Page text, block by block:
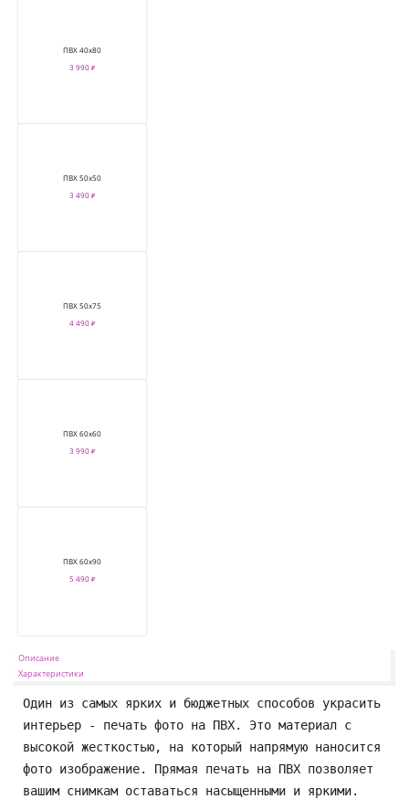
ПВХ 40х80
3 990 ₽
ПВХ 50х50
3 490 ₽
ПВХ 50х75
4 490 ₽
ПВХ 60х60
3 990 ₽
ПВХ 60х90
5 490 ₽
Описание
Характеристики
Один из самых ярких и бюджетных способов украсить
интерьер - печать фото на ПВХ. Это материал с
высокой жесткостью, на который напрямую наносится
фото изображение. Прямая печать на ПВХ позволяет
вашим снимкам оставаться насыщенными и яркими.